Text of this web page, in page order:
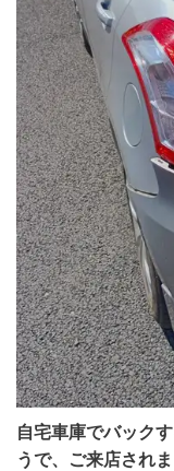
自宅車庫でバック
うで、ご来店され